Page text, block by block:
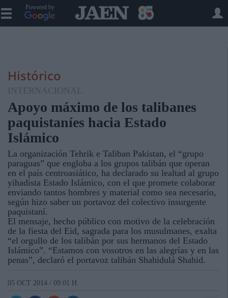
Powered by
Histórico
INTERNACIONAL
Apoyo máximo de los talibanes
paquistaníes hacia Estado
Islámico
La organización Tehrik e Taliban Pakistan, el “grupo
paraguas” que engloba a los grupos talibán que operan
en el país centroasiático, ha declarado su lealtad al grupo
yihadista Estado Islámico, con el que promete colaborar
enviando tantos hombres y material como sea necesario,
según hizo saber un portavoz del colectivo insurgente
paquistaní.
El mensaje, hecho público con motivo de la celebración
de la fiesta del Eid, sagrada para los musulmanes, exalta
“el orgullo de los talibán por sus hermanos del Estado
Islámico”. “Estamos con vosotros en las alegrías y en las
penas”, declaró el portavoz talibán Shahidulá Shahid.
05 OCT 2014 / 09:01 H.